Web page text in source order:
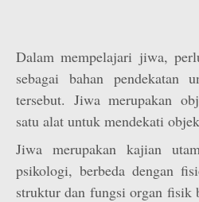
Dalam mempelajari jiwa,
sebagai bahan pendekatan
tersebut. Jiwa merupakan
satu alat untuk mendekati
Jiwa merupakan kajian
psikologi, berbeda dengan
struktur dan fungsi organ fisik